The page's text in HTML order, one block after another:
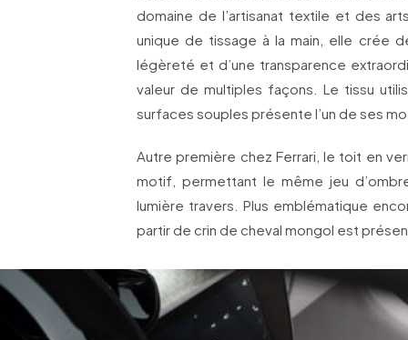
domaine de l’artisanat textile et des
unique de tissage à la main, elle crée
légèreté et d’une transparence
valeur de multiples façons. Le tissu
surfaces souples présente l’un de ses
Autre première chez Ferrari, le toit en
motif, permettant le même jeu
lumière travers. Plus emblématique
partir de crin de cheval mongol est